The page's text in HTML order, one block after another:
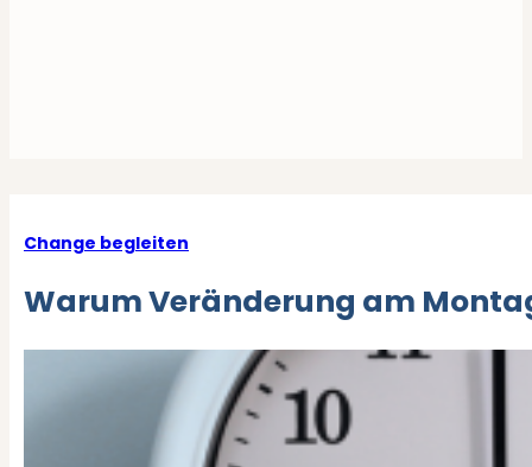
Change begleiten
Warum Veränderung am